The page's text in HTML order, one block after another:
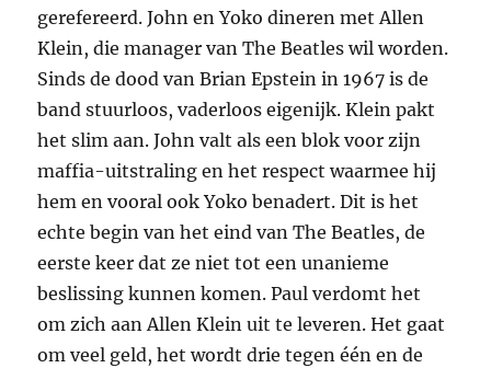
gerefereerd. John en Yoko dineren met Allen
Klein, die manager van The Beatles wil worden.
Sinds de dood van Brian Epstein in 1967 is de
band stuurloos, vaderloos eigenijk. Klein pakt
het slim aan. John valt als een blok voor zijn
maffia-uitstraling en het respect waarmee hij
hem en vooral ook Yoko benadert. Dit is het
echte begin van het eind van The Beatles, de
eerste keer dat ze niet tot een unanieme
beslissing kunnen komen. Paul verdomt het
om zich aan Allen Klein uit te leveren. Het gaat
om veel geld, het wordt drie tegen één en de